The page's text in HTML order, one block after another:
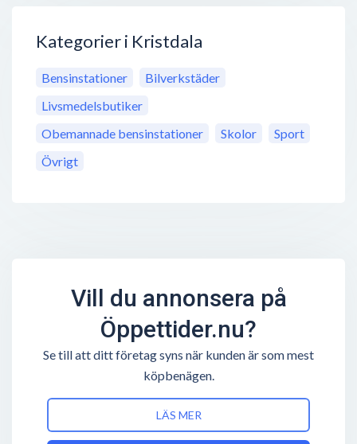
Kategorier i Kristdala
Bensinstationer
Bilverkstäder
Livsmedelsbutiker
Obemannade bensinstationer
Skolor
Sport
Övrigt
Vill du annonsera på
Öppettider.nu?
Se till att ditt företag syns när kunden är som mest
köpbenägen.
LÄS MER